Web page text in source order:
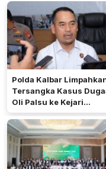
Polda Kalbar
Tersangka Kasus
Oli Palsu ke Kejari
Mempawah